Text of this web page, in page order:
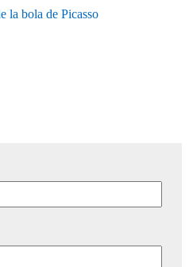
la bola de Picasso